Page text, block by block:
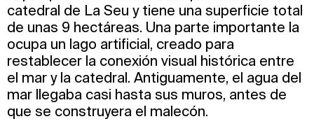
catedral de La Seu y tiene una superficie total
de unas 9 hectáreas. Una parte importante la
ocupa un lago artificial, creado para
restablecer la conexión visual histórica entre
el mar y la catedral. Antiguamente, el agua del
mar llegaba casi hasta sus muros, antes de
que se construyera el malecón.